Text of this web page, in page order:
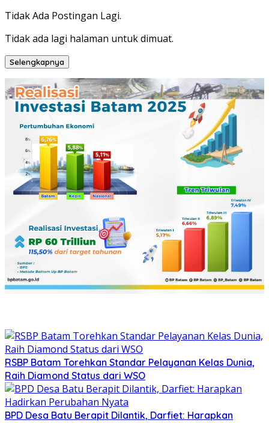
Tidak Ada Postingan Lagi.
Tidak ada lagi halaman untuk dimuat.
Selengkapnya
RSBP Batam Torehkan Standar Pelayanan Kelas Dunia,
Raih Diamond Status dari WSO
BPD Desa Batu Berapit Dilantik, Darfiet: Harapkan